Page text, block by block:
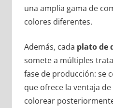
una amplia gama de
colores diferentes.
Además, cada plato de
somete a múltiples
fase de producción: se
que ofrece la ventaja
colorear